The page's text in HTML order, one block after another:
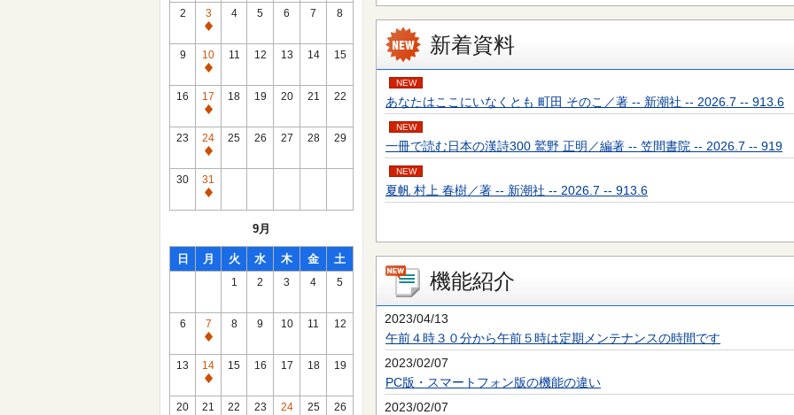
2
3
通
常
休
館
日
4 5 6 7 8
9
10
通
常
休
館
日
11 12 13 14 15
16
17
通
常
休
館
日
18 19 20 21 22
23
24
通
常
休
館
25 26 27 28 29
30
31
通
館
日
9月
日 月 火 水 木 金 土
1 2 3 4 5
6
7
通
常
休
館
8 9 10 11 12
13
14
通
常
15 16 17 18 19
20 21 22 23
24
25 26
新着資料
NEW
あなたはここにいなくとも 町田 そのこ／著 -- 新潮社 -- 2026.7 -- 913.6
NEW
一冊で読む日本の漢詩300 鷲野 正明／編著 -- 笠間書院 -- 2026.7 -- 919
NEW
夏帆 村上 春樹／著 -- 新潮社 -- 2026.7 -- 913.6
機能紹介
2023/04/13
午前４時３０分から午前５時は定期メンテナンスの時間です
2023/02/07
PC版・スマートフォン版の機能の違い
2023/02/07